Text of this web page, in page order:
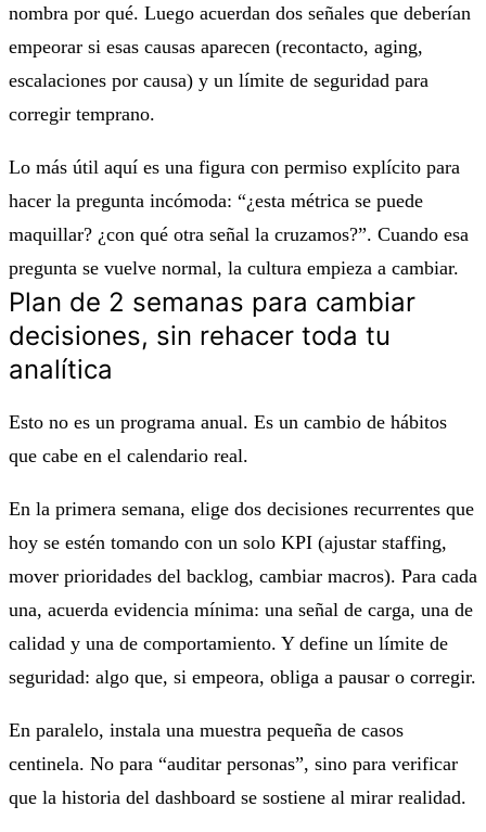
nombra por qué. Luego acuerdan dos señales que deberían
empeorar si esas causas aparecen (recontacto, aging,
escalaciones por causa) y un límite de seguridad para
corregir temprano.
Lo más útil aquí es una figura con permiso explícito para
hacer la pregunta incómoda: “¿esta métrica se puede
maquillar? ¿con qué otra señal la cruzamos?”. Cuando esa
pregunta se vuelve normal, la cultura empieza a cambiar.
Plan de 2 semanas para cambiar
decisiones, sin rehacer toda tu
analítica
Esto no es un programa anual. Es un cambio de hábitos
que cabe en el calendario real.
En la primera semana, elige dos decisiones recurrentes que
hoy se estén tomando con un solo KPI (ajustar staffing,
mover prioridades del backlog, cambiar macros). Para cada
una, acuerda evidencia mínima: una señal de carga, una de
calidad y una de comportamiento. Y define un límite de
seguridad: algo que, si empeora, obliga a pausar o corregir.
En paralelo, instala una muestra pequeña de casos
centinela. No para “auditar personas”, sino para verificar
que la historia del dashboard se sostiene al mirar realidad.